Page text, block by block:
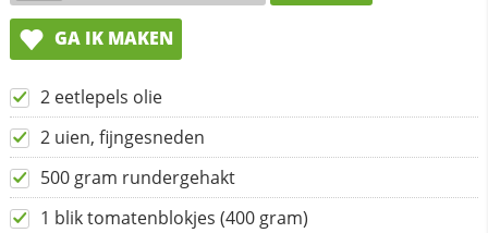
GA IK MAKEN
2 eetlepels olie
2 uien, fijngesneden
500 gram rundergehakt
1 blik tomatenblokjes (400 gram)